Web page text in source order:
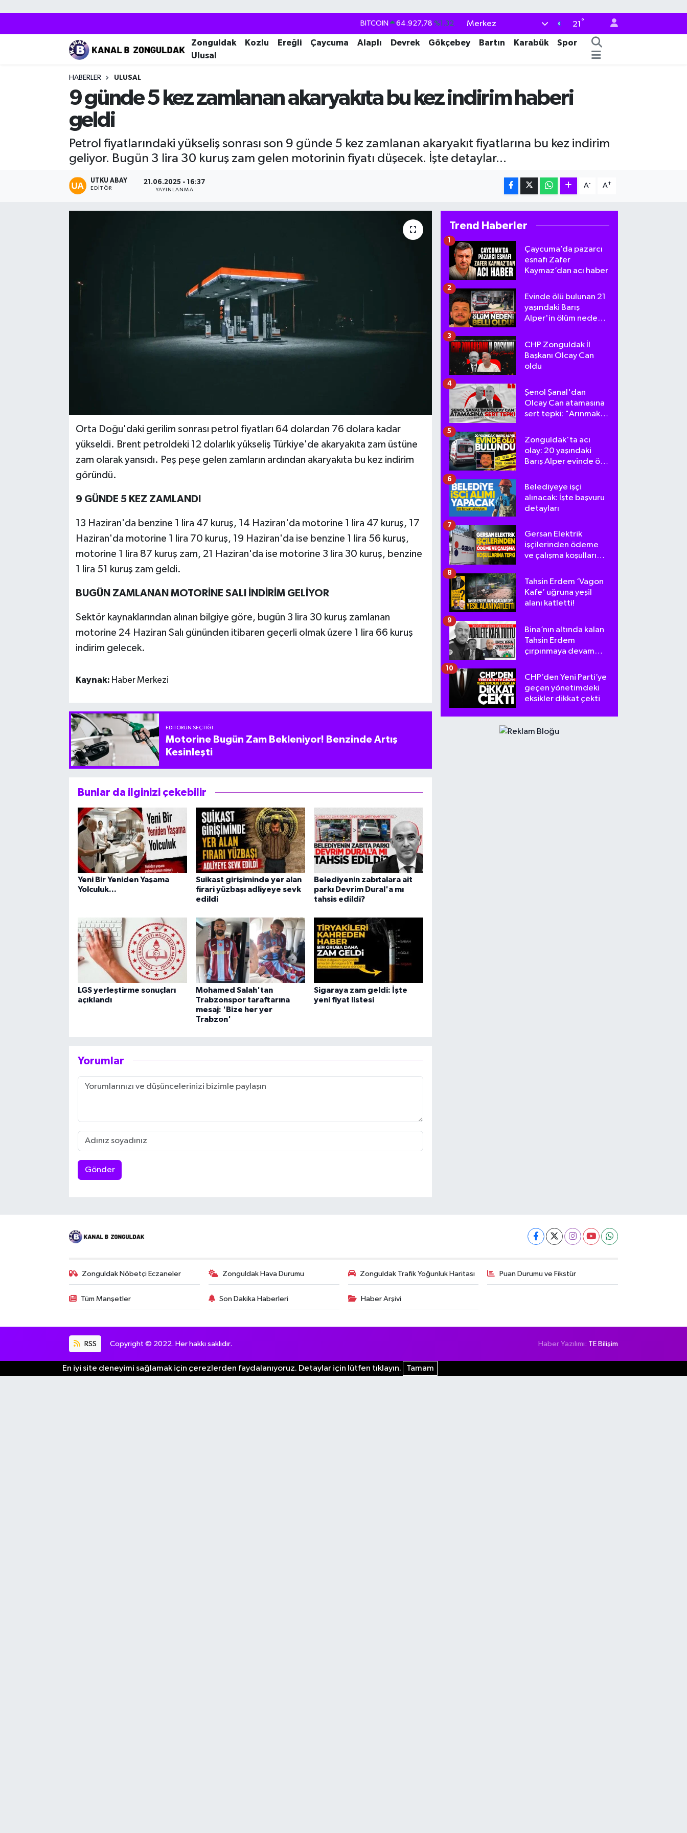
BITCOIN 64.927,78 %1.32
DOLAR 47,5894 %0.08
GRAM ALTIN 6527.85 %0.54
Merkez 21 °
Zonguldak Kozlu Ereğli Çaycuma Alaplı Devrek Gökçebey Bartın Karabük
Spor
Ulusal
HABERLER ULUSAL
9 günde 5 kez zamlanan akaryakıta bu kez indirim haberi
geldi
Petrol fiyatlarındaki yükseliş sonrası son 9 günde 5 kez zamlanan akaryakıt fiyatlarına bu kez indirim
geliyor. Bugün 3 lira 30 kuruş zam gelen motorinin fiyatı düşecek. İşte detaylar...
UTKU ABAY
EDITÖR
21.06.2025 - 16:37
YAYINLANMA
A- A+
Orta Doğu'daki gerilim sonrası petrol fiyatları 64 dolardan 76 dolara kadar
yükseldi. Brent petroldeki 12 dolarlık yükseliş Türkiye'de akaryakıta zam üstüne
zam olarak yansıdı. Peş peşe gelen zamların ardından akaryakıta bu kez indirim
göründü.
9 GÜNDE 5 KEZ ZAMLANDI
13 Haziran'da benzine 1 lira 47 kuruş, 14 Haziran'da motorine 1 lira 47 kuruş, 17
Haziran'da motorine 1 lira 70 kuruş, 19 Haziran'da ise benzine 1 lira 56 kuruş,
motorine 1 lira 87 kuruş zam, 21 Haziran'da ise motorine 3 lira 30 kuruş, benzine
1 lira 51 kuruş zam geldi.
BUGÜN ZAMLANAN MOTORİNE SALI İNDİRİM GELİYOR
Sektör kaynaklarından alınan bilgiye göre, bugün 3 lira 30 kuruş zamlanan
motorine 24 Haziran Salı gününden itibaren geçerli olmak üzere 1 lira 66 kuruş
indirim gelecek.
Kaynak: Haber Merkezi
EDITÖRÜN SEÇTIĞI
Motorine Bugün Zam Bekleniyor! Benzinde Artış
Kesinleşti
Bunlar da ilginizi çekebilir
Yeni Bir Yeniden Yaşama
Yolculuk...
Suikast girişiminde yer alan
firari yüzbaşı adliyeye sevk
edildi
Belediyenin zabıtalara ait
parkı Devrim Dural'a mı
tahsis edildi?
LGS yerleştirme sonuçları
açıklandı
Mohamed Salah'tan
Trabzonspor taraftarına
mesaj: 'Bize her yer
Trabzon'
Sigaraya zam geldi: İşte
yeni fiyat listesi
Yorumlar
Gönder
Trend Haberler
Çaycuma’da pazarcı
esnafı Zafer
Kaymaz’dan acı haber
1
Evinde ölü bulunan 21
yaşındaki Barış
Alper'in ölüm nedeni
2
CHP Zonguldak İl
Başkanı Olcay Can
oldu
3
Şenol Şanal'dan
Olcay Can atamasına
sert tepki: "Arınmak
gerek!"
4
Zonguldak'ta acı
olay: 20 yaşındaki
Barış Alper evinde ölü
5
Belediyeye işçi
alınacak: İşte başvuru
detayları
6
Gersan Elektrik
işçilerinden ödeme
ve çalışma koşullarına
7
Tahsin Erdem ‘Vagon
Kafe’ uğruna yeşil
alanı katletti!
8
Bina’nın altında kalan
Tahsin Erdem
çırpınmaya devam
9
CHP’den Yeni Parti’ye
geçen yönetimdeki
eksikler dikkat çekti
10
Zonguldak Nöbetçi Eczaneler Zonguldak Hava Durumu Zonguldak Trafik Yoğunluk Haritası Puan Durumu ve Fikstür
Tüm Manşetler Son Dakika Haberleri Haber Arşivi
RSS Copyright © 2022. Her hakkı saklıdır. Haber Yazılımı: TE Bilişim
En iyi site deneyimi sağlamak için çerezlerden faydalanıyoruz. Detaylar için lütfen tıklayın. Tamam
Zonguldak Nöbetçi Eczaneler
Zonguldak Trafik Yoğunluk Haritası
Puan Durumu ve Fikstür
Tüm Manşetler
Haber Arşivi